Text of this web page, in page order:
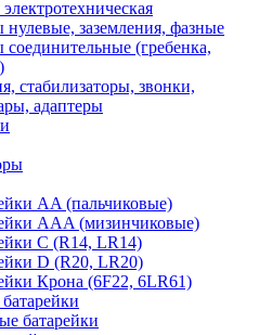
заземления, фазные
(гребенка,
стабилизаторы, звонки,
адаптеры
AA (пальчиковые)
AAA (мизинчиковые)
C (R14, LR14)
D (R20, LR20)
Крона (6F22, 6LR61)
батарейки